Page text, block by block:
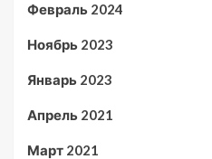
Февраль 2024
Ноябрь 2023
Январь 2023
Апрель 2021
Март 2021